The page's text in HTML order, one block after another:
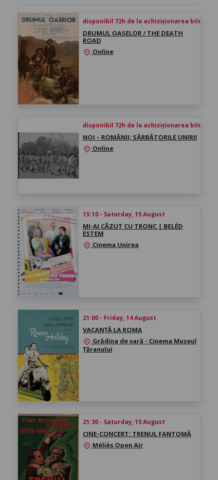
disponibil 72h de la achiziționarea biletului
DRUMUL OASELOR / THE DEATH
ROAD
location_on Online
disponibil 72h de la achiziționarea biletului
NOI – ROMÂNII; SĂRBĂTORILE UNIRII
location_on Online
15:10 - Saturday, 15 August
MI-AI CĂZUT CU TRONC | BELÉD
ESTEM
location_on Cinema Unirea
21:00 - Friday, 14 August
VACANȚĂ LA ROMA
location_on Grădina de vară - Cinema Muzeul
Țăranului
21:30 - Saturday, 15 August
CINE-CONCERT: TRENUL FANTOMĂ
location_on Méliès Open Air